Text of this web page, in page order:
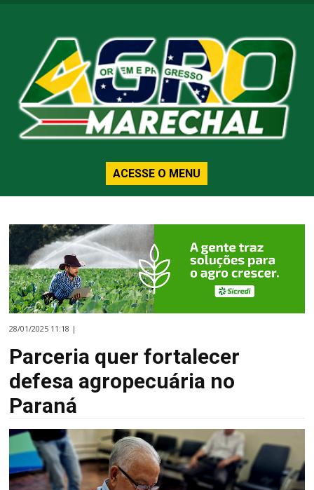
ACESSE O MENU
28/01/2025 11:18 |
Parceria quer fortalecer
defesa agropecuária no
Paraná